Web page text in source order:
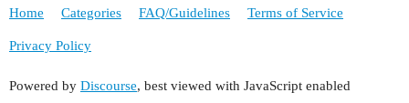
Home Categories FAQ/Guidelines Terms of Service
Privacy Policy
Powered by Discourse, best viewed with JavaScript enabled